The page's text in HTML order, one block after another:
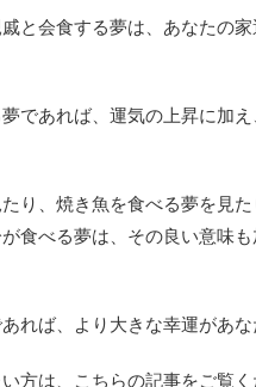
と会食する夢は、あなたの
であれば、運気の上昇に加
り、焼き魚を食べる夢を見
食べる夢は、その良い意味
れば、より大きな幸運があな
方は、こちらの記事をご覧く